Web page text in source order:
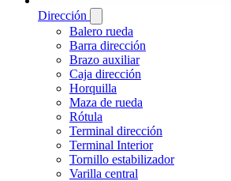
Dirección
Balero rueda
Barra dirección
Brazo auxiliar
Caja dirección
Horquilla
Maza de rueda
Rótula
Terminal dirección
Terminal Interior
Tornillo estabilizador
Varilla central